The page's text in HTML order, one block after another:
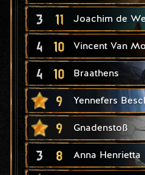
3 11 Joachim de
4 10 Vincent Van
4 10 Braathens
9 Yennefers
9 Gnadenstoß
3 8 Anna Henrietta